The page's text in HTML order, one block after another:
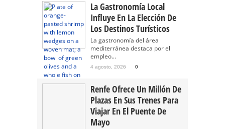
La Gastronomía Local
Influye En La Elección De
Los Destinos Turísticos
La gastronomía del área
mediterránea destaca por el
empleo...
4 agosto, 2026 0
Renfe Ofrece Un Millón De
Plazas En Sus Trenes Para
Viajar En El Puente De
Mayo